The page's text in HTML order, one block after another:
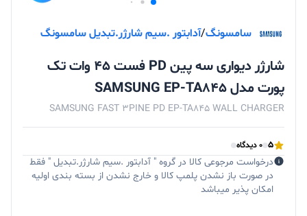
سامسونگ/آدابتور .سیم شارژر.تبدیل سامسونگ
شارژر دیواری سه پین PD فست 45 وات تک
پورت مدل SAMSUNG EP-TA845
SAMSUNG FAST 3PINE PD EP-TA845 WALL CHARGER
5 0 دیدگاه
درخواست مرجوعی کالا در گروه " آدابتور .سیم شارژر.تبدیل " فقط
در صورت باز نشدن پلمپ کالا و خارج نشدن از بسته بندی اولیه
امکان پذیر میباشد